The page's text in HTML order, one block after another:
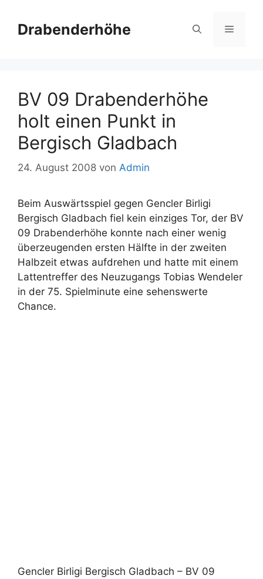
Inhalt
springen
Drabenderhöhe Menü
BV 09 Drabenderhöhe
holt einen Punkt in
Bergisch Gladbach
24. August 2008 von Admin
Beim Auswärtsspiel gegen Gencler Birligi
Bergisch Gladbach fiel kein einziges Tor, der BV
09 Drabenderhöhe konnte nach einer wenig
überzeugenden ersten Hälfte in der zweiten
Halbzeit etwas aufdrehen und hatte mit einem
Lattentreffer des Neuzugangs Tobias Wendeler
in der 75. Spielminute eine sehenswerte
Chance.
Gencler Birligi Bergisch Gladbach – BV 09